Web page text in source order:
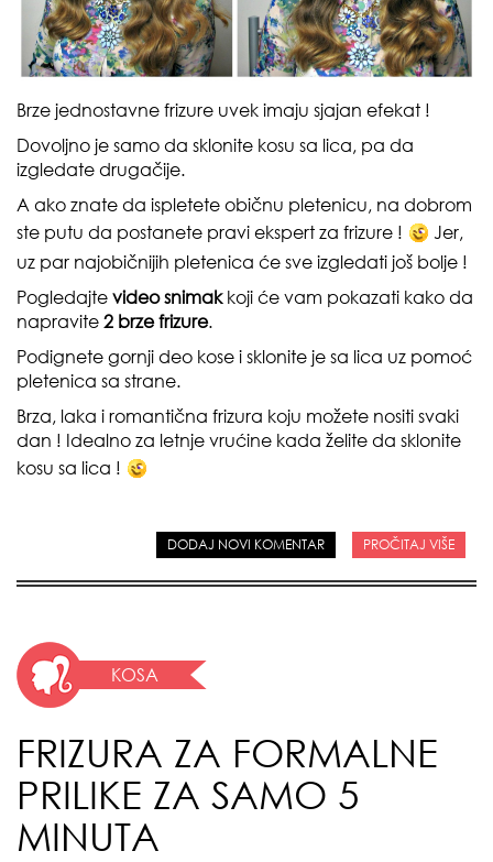
Brze jednostavne frizure uvek imaju sjajan efekat !
Dovoljno je samo da sklonite kosu sa lica, pa da
izgledate drugačije.
A ako znate da ispletete običnu pletenicu, na dobrom
ste putu da postanete pravi ekspert za frizure !
Jer,
uz par najobičnijih pletenica će sve izgledati još bolje !
Pogledajte video snimak koji će vam pokazati kako da
napravite 2 brze frizure.
Podignete gornji deo kose i sklonite je sa lica uz pomoć
pletenica sa strane.
Brza, laka i romantična frizura koju možete nositi svaki
dan ! Idealno za letnje vrućine kada želite da sklonite
kosu sa lica !
DODAJ NOVI KOMENTAR PROČITAJ VIŠE
KOSA
FRIZURA ZA FORMALNE
PRILIKE ZA SAMO 5
MINUTA